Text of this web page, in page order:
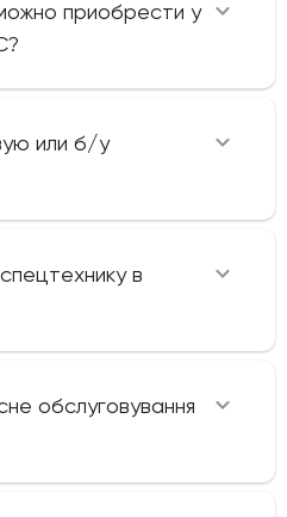
приобрести у
или б/у
в
обслуговування